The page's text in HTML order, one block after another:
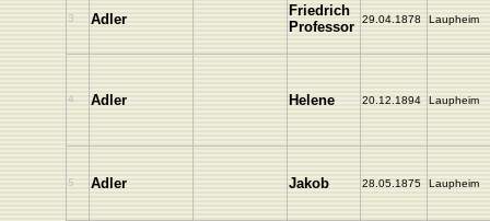
3 Adler
Friedrich
Professor
29.04.1878 Laupheim
4 Adler Helene 20.12.1894 Laupheim
5 Adler Jakob 28.05.1875 Laupheim